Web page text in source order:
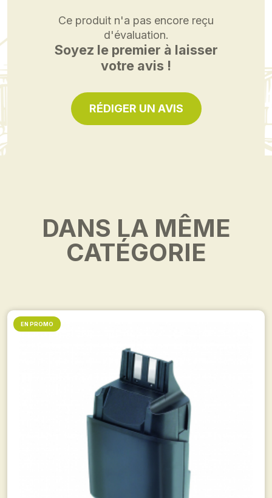
Ce produit n'a pas encore reçu
d'évaluation.
Soyez le premier à laisser
votre avis !
RÉDIGER UN AVIS
DANS LA MÊME
CATÉGORIE
EN PROMO